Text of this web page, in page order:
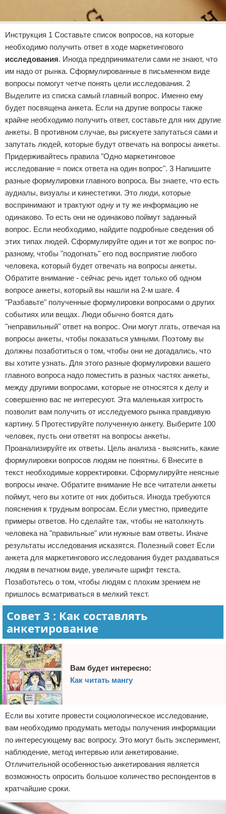
Инструкция 1 Составьте список вопросов, на которые
необходимо получить ответ в ходе маркетингового
исследования. Иногда предприниматели сами не знают, что
им надо от рынка. Сформулированные в письменном виде
вопросы помогут четче понять цели исследования. 2
Выделите из списка самый главный вопрос. Именно ему
будет посвящена анкета. Если на другие вопросы также
крайне необходимо получить ответ, составьте для них другие
анкеты. В противном случае, вы рискуете запутаться сами и
запутать людей, которые будут отвечать на вопросы анкеты.
Придерживайтесь правила "Одно маркетинговое
исследование = поиск ответа на один вопрос". 3 Напишите
разные формулировки главного вопроса. Вы знаете, что есть
аудиалы, визуалы и кинестетики. Это люди, которые
воспринимают и трактуют одну и ту же информацию не
одинаково. То есть они не одинаково поймут заданный
вопрос. Если необходимо, найдите подробные сведения об
этих типах людей. Сформулируйте один и тот же вопрос по-
разному, чтобы "подогнать" его под восприятие любого
человека, который будет отвечать на вопросы анкеты.
Обратите внимание - сейчас речь идет только об одном
вопросе анкеты, который вы нашли на 2-м шаге. 4
"Разбавьте" полученные формулировки вопросами о других
событиях или вещах. Люди обычно боятся дать
"неправильный" ответ на вопрос. Они могут лгать, отвечая на
вопросы анкеты, чтобы показаться умными. Поэтому вы
должны позаботиться о том, чтобы они не догадались, что
вы хотите узнать. Для этого разные формулировки вашего
главного вопроса надо поместить в разных частях анкеты,
между другими вопросами, которые не относятся к делу и
совершенно вас не интересуют. Эта маленькая хитрость
позволит вам получить от исследуемого рынка правдивую
картину. 5 Протестируйте полученную анкету. Выберите 100
человек, пусть они ответят на вопросы анкеты.
Проанализируйте их ответы. Цель анализа - выяснить, какие
формулировки вопросов людям не понятны. 6 Внесите в
текст необходимые корректировки. Сформулируйте неясные
вопросы иначе. Обратите внимание Не все читатели анкеты
поймут, чего вы хотите от них добиться. Иногда требуются
пояснения к трудным вопросам. Если уместно, приведите
примеры ответов. Но сделайте так, чтобы не натолкнуть
человека на "правильные" или нужные вам ответы. Иначе
результаты исследования исказятся. Полезный совет Если
анкета для маркетингового исследования будет раздаваться
людям в печатном виде, увеличьте шрифт текста.
Позаботьтесь о том, чтобы людям с плохим зрением не
пришлось всматриваться в мелкий текст.
Совет 3 : Как составлять
анкетирование
Вам будет интересно:
Как читать мангу
Если вы хотите провести социологическое исследование,
вам необходимо продумать методы получения информации
по интересующему вас вопросу. Это могут быть эксперимент,
наблюдение, метод интервью или анкетирование.
Отличительной особенностью анкетирования является
возможность опросить большое количество респондентов в
кратчайшие сроки.